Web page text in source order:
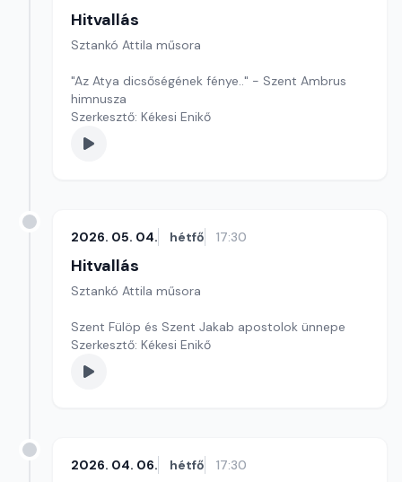
Hitvallás
Sztankó Attila műsora
"Az Atya dicsőségének fénye.." - Szent Ambrus
himnusza
Szerkesztő: Kékesi Enikő
2026. 05. 04. hétfő 17:30
Hitvallás
Sztankó Attila műsora
Szent Fülöp és Szent Jakab apostolok ünnepe
Szerkesztő: Kékesi Enikő
2026. 04. 06. hétfő 17:30